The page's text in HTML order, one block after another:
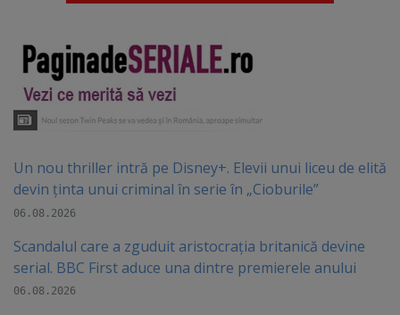
Un nou thriller intră pe Disney+. Elevii unui liceu de elită
devin ținta unui criminal în serie în „Cioburile”
06.08.2026
Scandalul care a zguduit aristocrația britanică devine
serial. BBC First aduce una dintre premierele anului
06.08.2026